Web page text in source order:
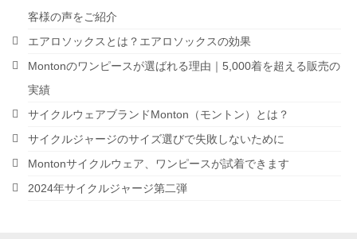
客様の声をご紹介
エアロソックスとは？エアロソックスの効果
Montonのワンピースが選ばれる理由｜5,000着を超える販売の
実績
サイクルウェアブランドMonton（モントン）とは？
サイクルジャージのサイズ選びで失敗しないために
Montonサイクルウェア、ワンピースが試着できます
2024年サイクルジャージ第二弾